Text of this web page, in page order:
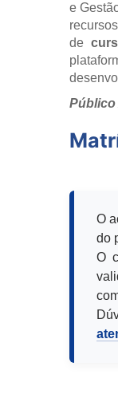
e
de
Público
O
do
O